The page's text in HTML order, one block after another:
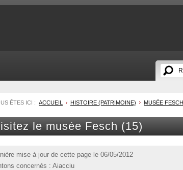
ÊTES ICI : ACCUEIL HISTOIRE (PATRIMOINE) MUSÉE FESCH
le musée Fesch (15)
mise à jour de cette page le 06/05/2012
concernés : Aiacciu